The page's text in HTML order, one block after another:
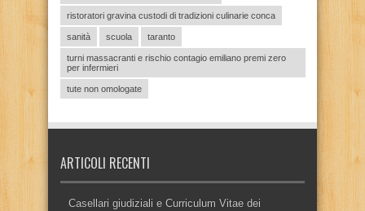
ristoratori gravina custodi di tradizioni culinarie conca
sanità scuola taranto
turni massacranti e rischio contagio emiliano premi zero
per infermieri
tute non omologate
ARTICOLI RECENTI
Casellari giudiziali e Curriculum Vitae dei